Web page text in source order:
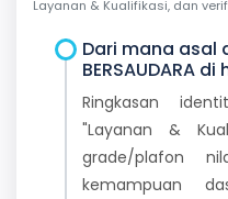
Layanan & Kualifikasi, dan
Dari mana asal
BERSAUDARA
Ringkasan
"Layanan &
grade/plafon
kemampuan